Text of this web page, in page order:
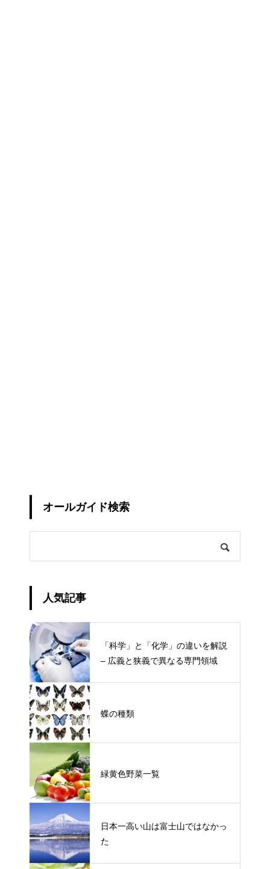
オールガイド検索
人気記事
「科学」と「化学」の違いを解説
– 広義と狭義で異なる専門領域
蝶の種類
緑黄色野菜一覧
日本一高い山は富士山ではなかっ
た